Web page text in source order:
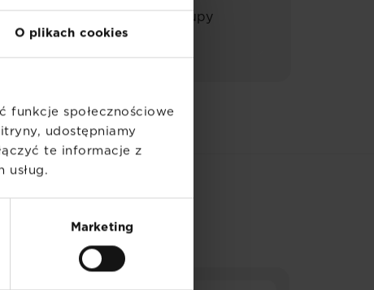
O plikach cookies
społecznościowe
udostępniamy
te informacje z
Marketing
Pyretryny (związek z grupy